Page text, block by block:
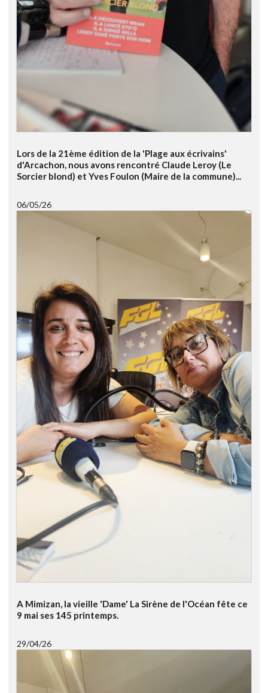
Lors de la 21ème édition de la 'Plage aux écrivains'
d'Arcachon, nous avons rencontré Claude Leroy (Le
Sorcier blond) et Yves Foulon (Maire de la commune)...
06/05/26
A Mimizan, la vieille 'Dame' La Sirène de l'Océan fête ce
9 mai ses 145 printemps.
29/04/26